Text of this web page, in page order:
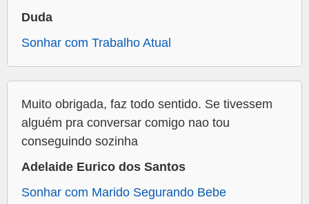
Duda
Sonhar com Trabalho Atual
Muito obrigada, faz todo sentido. Se tivessem
alguém pra conversar comigo nao tou
conseguindo sozinha
Adelaide Eurico dos Santos
Sonhar com Marido Segurando Bebe